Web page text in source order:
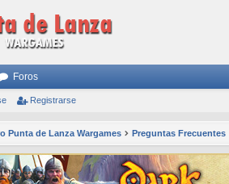
Foros
Registrarse
Punta de Lanza Wargames Preguntas Frecuentes